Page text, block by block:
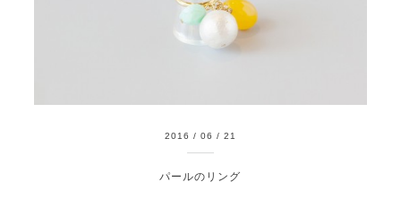
2016 / 06 / 21
パールのリング